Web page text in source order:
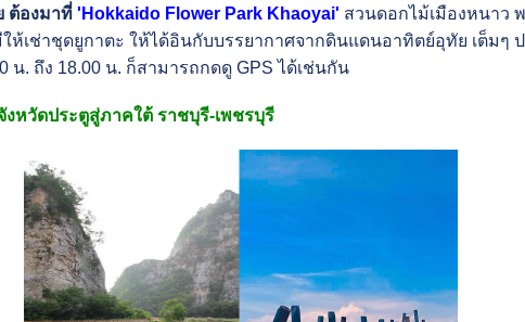
ต้องมาที่'Hokkaido Flower Park Khaoyai' สวนดอกไม้เมืองหนาว
เช่าชุดยูกาตะ ให้ได้อินกับบรรยากาศจากดินแดนอาทิตย์อุทัย เต็มๆ ป
น. ถึง 18.00 น. ก็สามารถกดดู GPS ได้เช่นกัน
งหวัดประตูสู่ภาคใต้ ราชบุรี-เพชรบุรี